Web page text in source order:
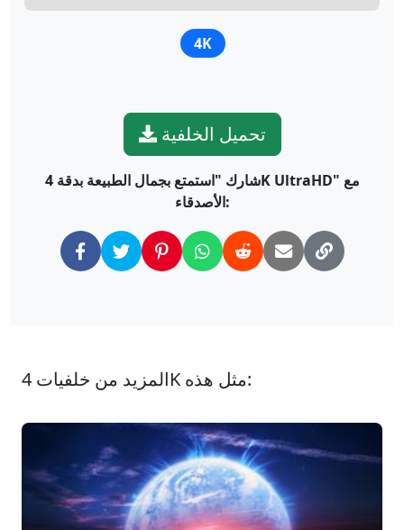
4K
تحميل الخلفية
شارك "استمتع بجمال الطبيعة بدقة 4K UltraHD" مع
الأصدقاء:
المزيد من خلفيات 4K مثل هذه: